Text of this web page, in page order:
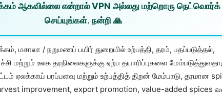
ஆகவில்லை என்றால் VPN அல்லது மற்றொரு நெட்வொர்க்
செய்யுங்கள். நன்றி 🙏
மசாலா / நறுமணப் பயிர் துறையில் உற்பத்தி, தரம், பதப்படுத்தல்,
மற்றும் உலக தரநிலைகளுக்கு ஏற்ப தயாரிப்புகளை
ஏலக்காய் பரப்பளவு மற்றும் உற்பத்தித் திறன் மேம்பாடு, தரமான
improvement, export promotion, value-added spices